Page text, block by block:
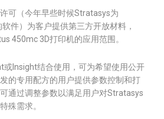
可（今年早些时候Stratasys为
件）为客户提供第三方开放材料，
450mc 3D打印机的应用范围。
或Insight结合使用，可为希望使用公开
的专用配方的用户提供参数控制和打
通过调整参数以满足用户对Stratasys
殊需求。